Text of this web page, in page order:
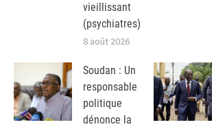
vieillissant
(psychiatres)
8 août 2026
Soudan : Un
responsable
politique
dénonce la